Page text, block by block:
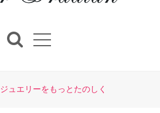
ュエリーをもっとたのしく